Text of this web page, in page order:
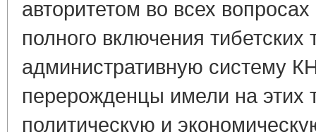
авторитетом во всех
полного включения тибетских
административную систему
перерожденцы имели на этих
политическую и